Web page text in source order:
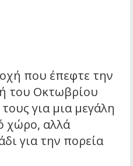
που έπεφτε την
του Οκτωβρίου
για μια μεγάλη
χώρο, αλλά
για την πορεία